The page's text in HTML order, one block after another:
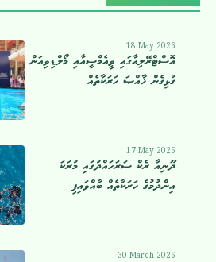
18 May 2026
އޮސްޓްރޭލިއާގައި ވީއެމްސީއާއި މޯލްޑިވިއަން
ގުޅިގެން ޚާއްޞަ ހަރަކާތެއް
17 May 2026
ދޫނިއާ ރެކް ސަރަހައްދުގައި މުރަކަ
އިންދުމުގެ ހަރަކާތެއް ބާއްވައިފި
30 March 2026